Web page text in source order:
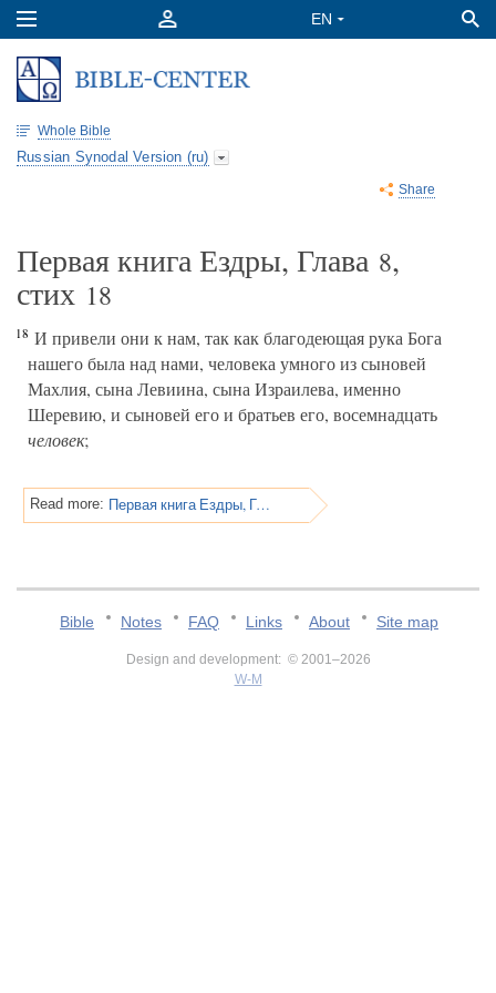
Whole Bible
Russian Synodal Version (ru)
Share
Первая книга Ездры, Глава 8,
стих 18
18 И привели они к нам, так как благодеющая рука Бога
нашего была над нами, человека умного из сыновей
Махлия, сына Левиина, сына Израилева, именно
Шеревию, и сыновей его и братьев его, восемнадцать
человек;
Read more: Первая книга Ездры, Глава 8
Bible Notes FAQ Links About Site map
Design and development: © 2001–2026
W-M